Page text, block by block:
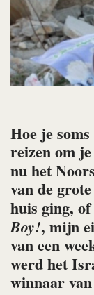
Hoe je
reizen om
nu het
van de
huis ging,
Boy!, mijn
van een
werd het
winnaar